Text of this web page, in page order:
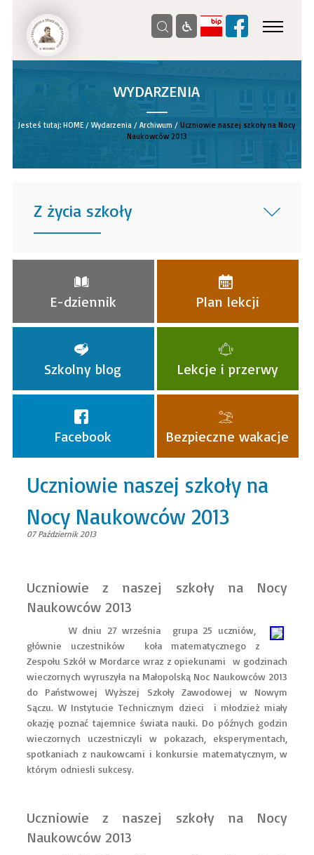
WYDARZENIA
__
Jesteś tutaj:HOME /Wydarzenia /Archiwum /Uczniowie naszej szkoły na Nocy
Naukowców 2013
Z życia szkoły
______
E-dziennik Plan lekcji
Szkolny blog Lekcje i przerwy
Facebook Bezpieczne wakacje
Uczniowie naszej szkoły na
Nocy Naukowców 2013
07 Październik 2013
Uczniowie z naszej szkoły na Nocy
Naukowców 2013
W dniu 27 września grupa 25 uczniów,
głównie uczestników koła matematycznego z
Zespołu Szkół w Mordarce wraz z opiekunami w godzinach
wieczornych wyruszyła na Małopolską Noc Naukowców 2013
do Państwowej Wyższej Szkoły Zawodowej w Nowym
Sączu. W Instytucie Technicznym dzieci i młodzież miały
okazję poznać tajemnice świata nauki. Do późnych godzin
wieczornych uczestniczyli w pokazach, eksperymentach,
spotkaniach z naukowcami i konkursie matematycznym, w
którym odniesli sukcesy.
Uczniowie z naszej szkoły na Nocy
Naukowców 2013